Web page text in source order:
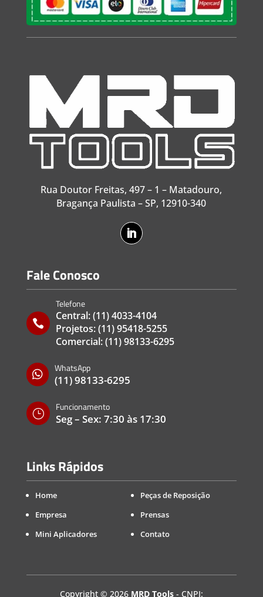
Rua Doutor Freitas, 497 – 1 – Matadouro,
Bragança Paulista – SP, 12910-340
Fale Conosco

Telefone
Central:(11) 4033-4104
Projetos:(11) 95418-5255
Comercial:(11) 98133-6295

WhatsApp
(11) 98133-6295
}
Funcionamento
Seg – Sex: 7:30 às 17:30
Links Rápidos
Home
Empresa
Mini Aplicadores
Peças de Reposição
Prensas
Contato
Copyright © 2026 MRD Tools- CNPJ: